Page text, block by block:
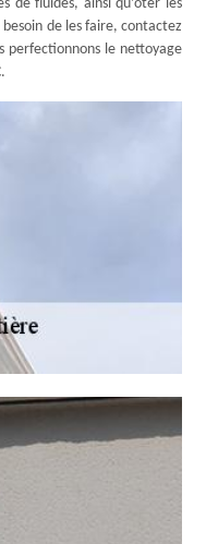
de fluides, ainsi qu’ôter les
besoin de les faire, contactez
perfectionnons le nettoyage